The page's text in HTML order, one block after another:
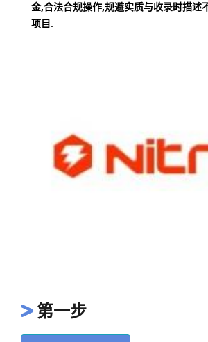
金,合法合规操作,规避实质与收录时描述
项目.
第一步